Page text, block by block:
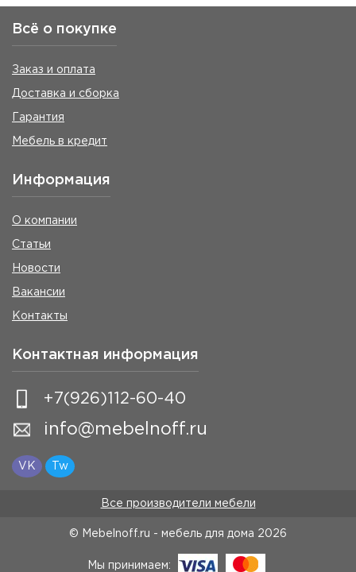
Всё о покупке
Заказ и оплата
Доставка и сборка
Гарантия
Мебель в кредит
Информация
О компании
Статьи
Новости
Вакансии
Контакты
Контактная информация
+7(926)112-60-40
info@mebelnoff.ru
VK Tw
Все производители мебели
© Mebelnoff.ru - мебель для дома 2026
Мы принимаем: